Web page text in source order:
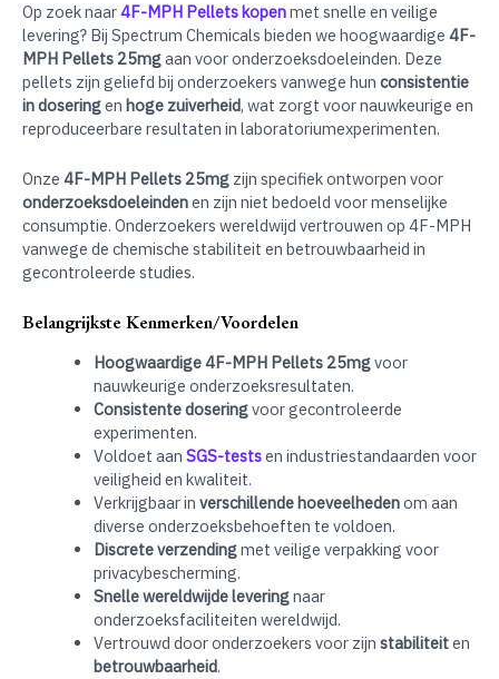
Op zoek naar4F-MPH Pellets kopenmet snelle en veilige
levering? Bij Spectrum Chemicals bieden we hoogwaardige 4F-
MPH Pellets 25mgaan voor onderzoeksdoeleinden. Deze
pellets zijn geliefd bij onderzoekers vanwege hun consistentie
in doseringen hoge zuiverheid, wat zorgt voor nauwkeurige en
reproduceerbare resultaten in laboratoriumexperimenten.
Onze 4F-MPH Pellets 25mg zijn specifiek ontworpen voor
onderzoeksdoeleindenen zijn niet bedoeld voor menselijke
consumptie. Onderzoekers wereldwijd vertrouwen op 4F-MPH
vanwege de chemische stabiliteit en betrouwbaarheid in
gecontroleerde studies.
Belangrijkste Kenmerken/Voordelen
Hoogwaardige 4F-MPH Pellets 25mgvoor
nauwkeurige onderzoeksresultaten.
Consistente doseringvoor gecontroleerde
experimenten.
Voldoet aan SGS-testsen industriestandaarden voor
veiligheid en kwaliteit.
Verkrijgbaar in verschillende hoeveelhedenom aan
diverse onderzoeksbehoeften te voldoen.
Discrete verzendingmet veilige verpakking voor
privacybescherming.
Snelle wereldwijde leveringnaar
onderzoeksfaciliteiten wereldwijd.
Vertrouwd door onderzoekers voor zijn stabiliteiten
betrouwbaarheid.